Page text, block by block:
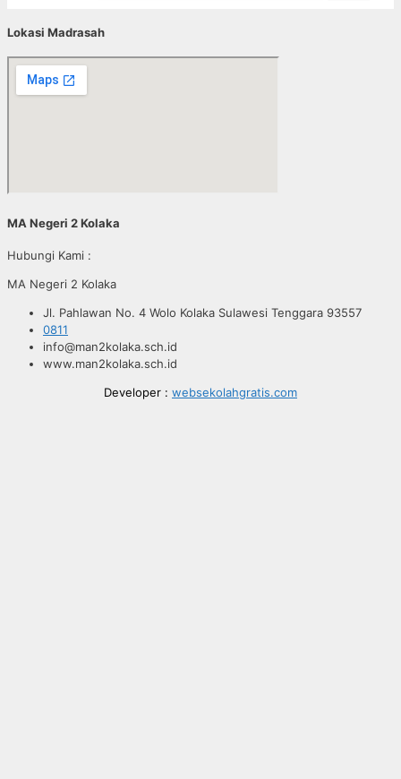
Lokasi Madrasah
MA Negeri 2 Kolaka
Hubungi Kami :
MA Negeri 2 Kolaka
Jl. Pahlawan No. 4 Wolo Kolaka Sulawesi Tenggara 93557
0811
info@man2kolaka.sch.id
www.man2kolaka.sch.id
Developer : websekolahgratis.com